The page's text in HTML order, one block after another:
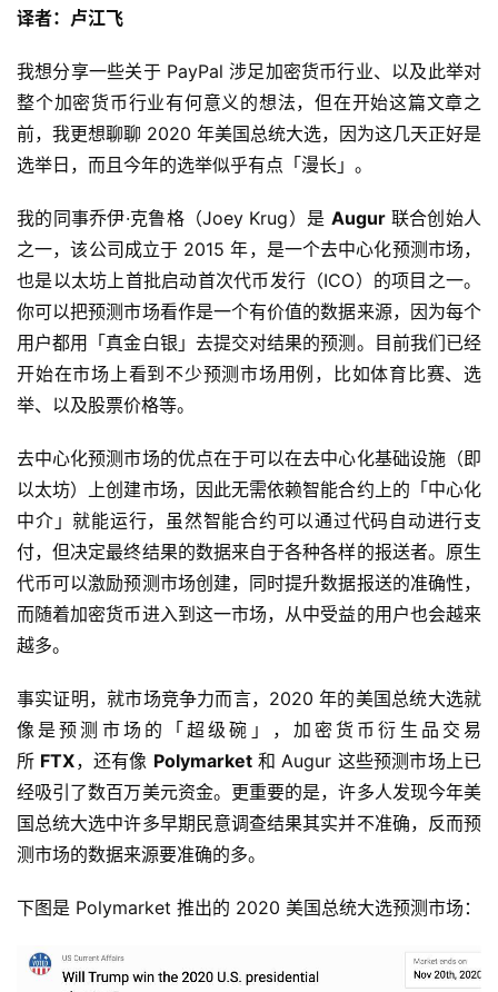
译者：卢江飞
我想分享一些关于 PayPal 涉足加密货币行业、以及此举对
整个加密货币行业有何意义的想法，但在开始这篇文章之
前，我更想聊聊 2020 年美国总统大选，因为这几天正好是
选举日，而且今年的选举似乎有点「漫长」。
我的同事乔伊·克鲁格（Joey Krug）是 Augur联合创始人
之一，该公司成立于 2015 年，是一个去中心化预测市场，
也是以太坊上首批启动首次代币发行（ICO）的项目之一。
你可以把预测市场看作是一个有价值的数据来源，因为每个
用户都用「真金白银」去提交对结果的预测。目前我们已经
开始在市场上看到不少预测市场用例，比如体育比赛、选
举、以及股票价格等。
去中心化预测市场的优点在于可以在去中心化基础设施（即
以太坊）上创建市场，因此无需依赖智能合约上的「中心化
中介」就能运行，虽然智能合约可以通过代码自动进行支
付，但决定最终结果的数据来自于各种各样的报送者。原生
代币可以激励预测市场创建，同时提升数据报送的准确性，
而随着加密货币进入到这一市场，从中受益的用户也会越来
越多。
事实证明，就市场竞争力而言，2020 年的美国总统大选就
像是预测市场的「超级碗」，加密货币衍生品交易
所 FTX，还有像 Polymarket和 Augur 这些预测市场上已
经吸引了数百万美元资金。更重要的是，许多人发现今年美
国总统大选中许多早期民意调查结果其实并不准确，反而预
测市场的数据来源要准确的多。
下图是 Polymarket 推出的 2020 美国总统大选预测市场：